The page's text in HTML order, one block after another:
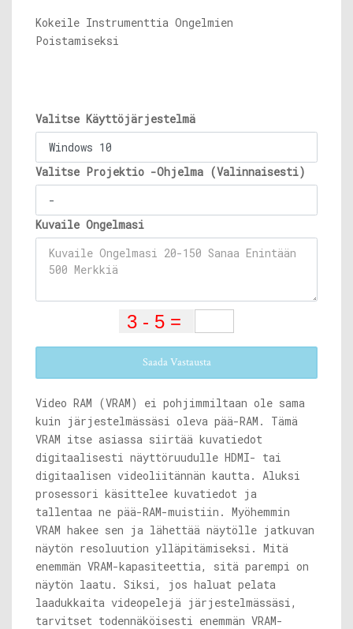
Kokeile Instrumenttia Ongelmien
Poistamiseksi
Valitse Käyttöjärjestelmä
Valitse Projektio -Ohjelma (Valinnaisesti)
Kuvaile Ongelmasi
Saada Vastausta
Video RAM (VRAM) ei pohjimmiltaan ole sama
kuin järjestelmässäsi oleva pää-RAM. Tämä
VRAM itse asiassa siirtää kuvatiedot
digitaalisesti näyttöruudulle HDMI- tai
digitaalisen videoliitännän kautta. Aluksi
prosessori käsittelee kuvatiedot ja
tallentaa ne pää-RAM-muistiin. Myöhemmin
VRAM hakee sen ja lähettää näytölle jatkuvan
näytön resoluution ylläpitämiseksi. Mitä
enemmän VRAM-kapasiteettia, sitä parempi on
näytön laatu. Siksi, jos haluat pelata
laadukkaita videopelejä järjestelmässäsi,
tarvitset todennäköisesti enemmän VRAM-